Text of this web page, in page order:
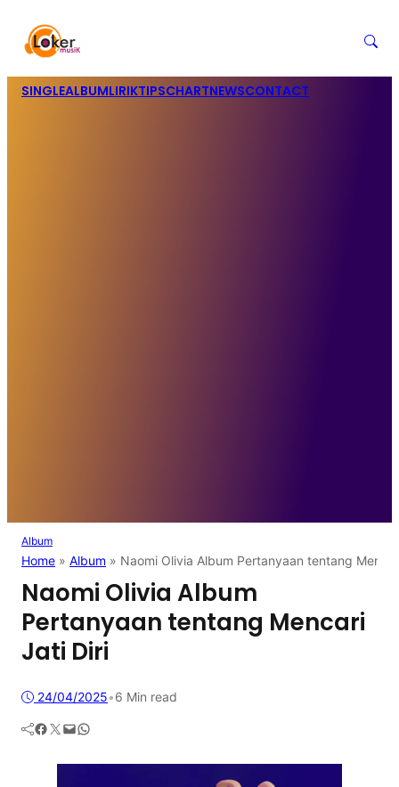
SINGLEALBUMLIRIKTIPSCHARTNEWSCONTACT
Album
Home » Album » Naomi Olivia Album Pertanyaan tentang
Naomi Olivia Album
Pertanyaan tentang Mencari
Jati Diri
24/04/2025•6 Min read
Facebook Twitter Mail WhatsApp